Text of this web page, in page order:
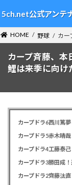
ン
テ
ン
ツ
ビ
ゲ
ー
シ
5ch.net公式アンテ
HOME 野球 カー
カープ斉藤、
鯉は来季に向け
カープドラ4工藤泰
カープドラ2齊藤汰